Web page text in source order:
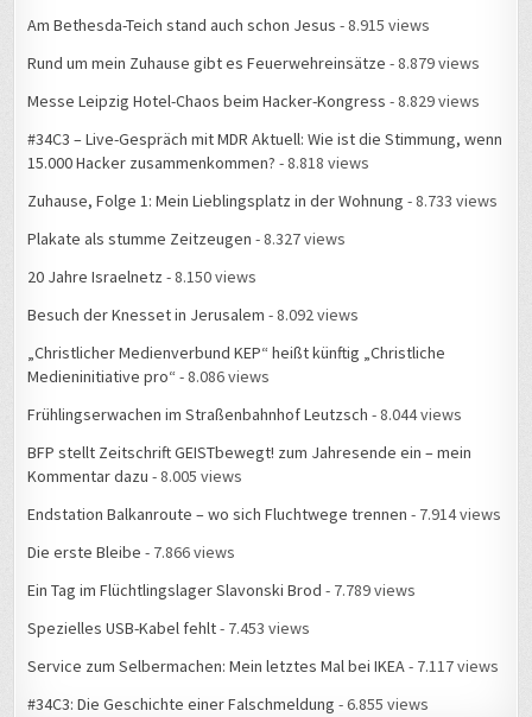
Am Bethesda-Teich stand auch schon Jesus - 8.915 views
Rund um mein Zuhause gibt es Feuerwehreinsätze - 8.879 views
Messe Leipzig Hotel-Chaos beim Hacker-Kongress - 8.829 views
#34C3 – Live-Gespräch mit MDR Aktuell: Wie ist die Stimmung, wenn
15.000 Hacker zusammenkommen? - 8.818 views
Zuhause, Folge 1: Mein Lieblingsplatz in der Wohnung - 8.733 views
Plakate als stumme Zeitzeugen - 8.327 views
20 Jahre Israelnetz - 8.150 views
Besuch der Knesset in Jerusalem - 8.092 views
„Christlicher Medienverbund KEP“ heißt künftig „Christliche
Medieninitiative pro“ - 8.086 views
Frühlingserwachen im Straßenbahnhof Leutzsch - 8.044 views
BFP stellt Zeitschrift GEISTbewegt! zum Jahresende ein – mein
Kommentar dazu - 8.005 views
Endstation Balkanroute – wo sich Fluchtwege trennen - 7.914 views
Die erste Bleibe - 7.866 views
Ein Tag im Flüchtlingslager Slavonski Brod - 7.789 views
Spezielles USB-Kabel fehlt- 7.453 views
Service zum Selbermachen: Mein letztes Mal bei IKEA- 7.117 views
#34C3: Die Geschichte einer Falschmeldung - 6.855 views